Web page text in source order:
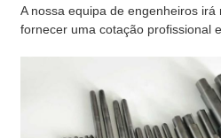
A nossa equipa de engenheiros
fornecer uma cotação profissional